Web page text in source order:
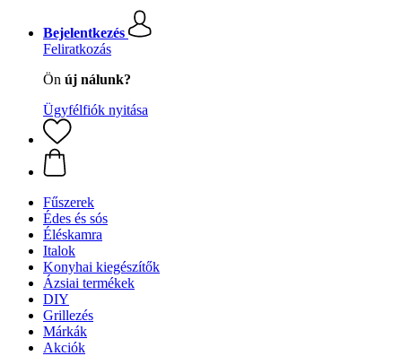
Bejelentkezés
Feliratkozás
Ön új nálunk?
Ügyfélfiók nyitása
Fűszerek
Édes és sós
Éléskamra
Italok
Konyhai kiegészítők
Ázsiai termékek
DIY
Grillezés
Márkák
Akciók